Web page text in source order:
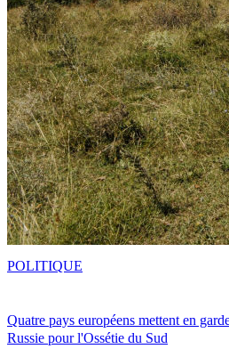
Quatre pays européens mettent en
Russie pour l'Ossétie du Sud
POLITIQUE